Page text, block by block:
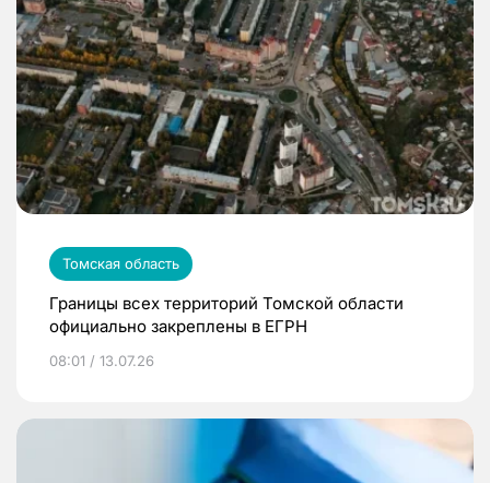
Томская область
Границы всех территорий Томской области
официально закреплены в ЕГРН
08:01 / 13.07.26